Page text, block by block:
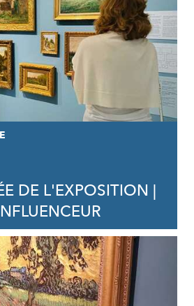
DE L'EXPOSITION |